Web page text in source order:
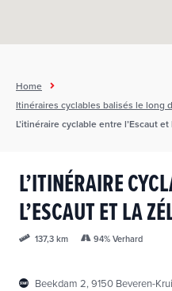
L’ITINÉRAIRE
L’ESCAUT ET LA
137,3 km 94% Verhard
Beekdam 2, 9150 Beveren-
Home
Itinéraires cyclables balisés le long
L’itinéraire cyclable entre l’Escaut